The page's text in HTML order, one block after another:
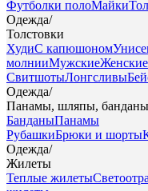
Футболки полоМайки
Одежда/
Толстовки
ХудиС капюшоном
молнииМужскиеЖенские
СвитшотыЛонгсливы
Одежда/
Панамы, шляпы, банданы
БанданыПанамы
РубашкиБрюки и шорты
Одежда/
Жилеты
Теплые жилеты